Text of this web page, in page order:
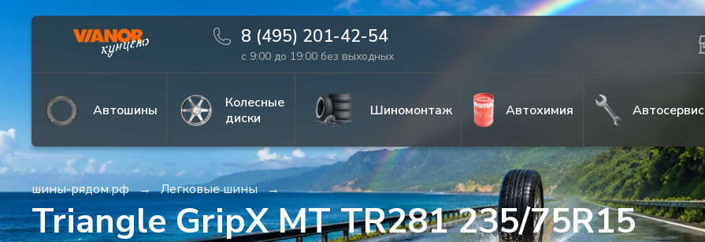
8 (495) 201-42-54
с 9:00 до 19:00 без выходных
Автошины
Колесные
диски
Шиномонтаж Автохимия Автосервис
шины-рядом.рф Легковые шины
Triangle GripX MT TR281 235/75R15
Информация Фото товара